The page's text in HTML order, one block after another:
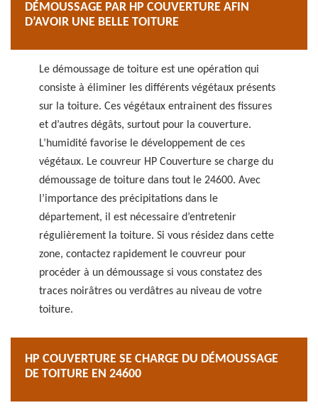
DÉMOUSSAGE PAR HP COUVERTURE AFIN
D’AVOIR UNE BELLE TOITURE
Le démoussage de toiture est une opération qui
consiste à éliminer les différents végétaux présents
sur la toiture. Ces végétaux entrainent des fissures
et d’autres dégâts, surtout pour la couverture.
L’humidité favorise le développement de ces
végétaux. Le couvreur HP Couverture se charge du
démoussage de toiture dans tout le 24600. Avec
l’importance des précipitations dans le
département, il est nécessaire d’entretenir
régulièrement la toiture. Si vous résidez dans cette
zone, contactez rapidement le couvreur pour
procéder à un démoussage si vous constatez des
traces noirâtres ou verdâtres au niveau de votre
toiture.
HP COUVERTURE SE CHARGE DU DÉMOUSSAGE
DE TOITURE EN 24600